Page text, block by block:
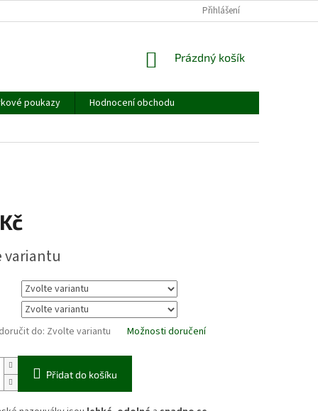
OBCHODNÍ PODMÍNKY
Přihlášení
NÁKUPNÍ
Prázdný košík
poukazy
Hodnocení obchodu
variantu
do: Zvolte variantu Možnosti doručení
Přidat do košíku